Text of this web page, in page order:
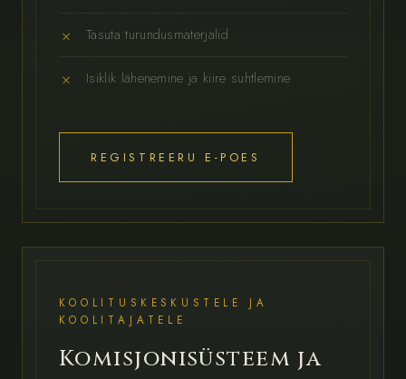
Tasuta turundusmaterjalid
Isiklik lähenemine ja kiire suhtlemine
REGISTREERU E-POES
KOOLITUSKESKUSTELE JA
KOOLITAJATELE
Komisjonisüsteem ja